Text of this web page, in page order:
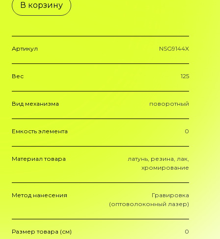
В корзину
Артикул NSG9144X
Вес 125
Вид механизма поворотный
Емкость элемента 0
Материал товара
латунь, резина, лак,
хромирование
Метод нанесения
Гравировка
(оптоволоконный лазер)
Размер товара (см) 0